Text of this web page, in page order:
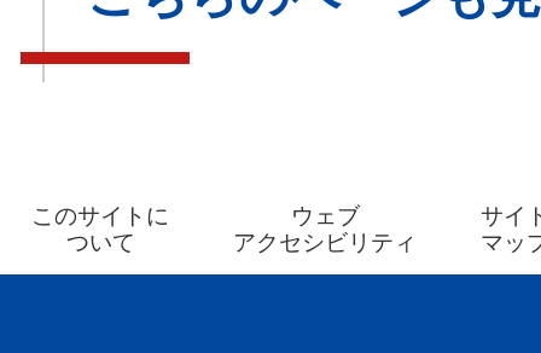
このサイトに
ついて
ウェブ
アクセシビリティ
サイ
マッ